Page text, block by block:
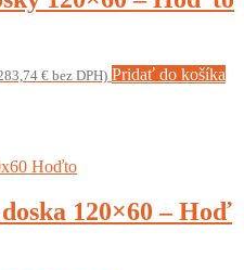
€ bez DPH) Pridať do košíka
120×60 – Hoď